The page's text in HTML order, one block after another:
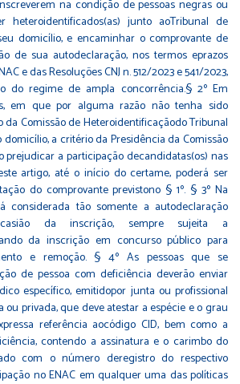
na condição de pessoas negras ou
heteroidentificados(as) junto aoTribunal de
domicílio, e encaminhar o comprovante de
de sua autodeclaração, nos termos eprazos
e das Resoluções CNJ n. 512/2023 e 541/2023,
do regime de ampla concorrência.§ 2º Em
em que por alguma razão não tenha sido
da Comissão de Heteroidentificaçãodo Tribunal
domicílio, a critério da Presidência da Comissão
prejudicar a participação decandidatas(os) nas
artigo, até o início do certame, poderá ser
do comprovante previstono § 1º. § 3º Na
considerada tão somente a autodeclaração
da inscrição, sempre sujeita a
da inscrição em concurso público para
e remoção. § 4º As pessoas que se
de pessoa com deficiência deverão enviar
específico, emitidopor junta ou profissional
privada, que deve atestar a espécie e o grau
referência aocódigo CID, bem como a
contendo a assinatura e o carimbo do
com o número deregistro do respectivo
no ENAC em qualquer uma das políticas